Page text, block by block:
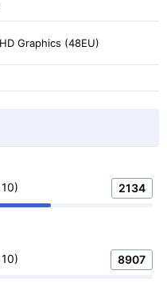
Graphics (48EU)
2134
8907